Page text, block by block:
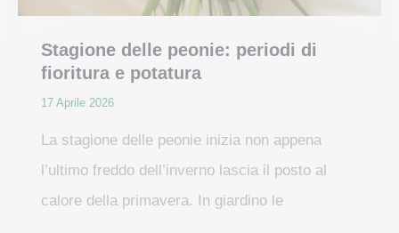
Stagione delle peonie: periodi di
fioritura e potatura
17 Aprile 2026
La stagione delle peonie inizia non appena
l’ultimo freddo dell’inverno lascia il posto al
calore della primavera. In giardino le